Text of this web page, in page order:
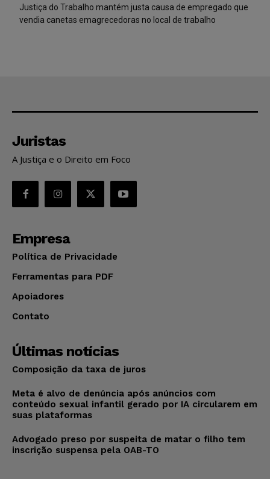
Justiça do Trabalho mantém justa causa de empregado que
vendia canetas emagrecedoras no local de trabalho
Juristas
A Justiça e o Direito em Foco
Empresa
Política de Privacidade
Ferramentas para PDF
Apoiadores
Contato
Últimas notícias
Composição da taxa de juros
Meta é alvo de denúncia após anúncios com
conteúdo sexual infantil gerado por IA circularem em
suas plataformas
Advogado preso por suspeita de matar o filho tem
inscrição suspensa pela OAB-TO